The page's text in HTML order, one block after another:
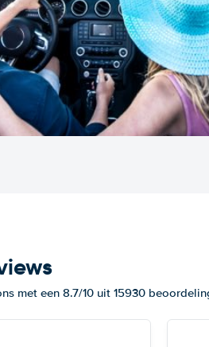
met een 8.7/10 uit 15930